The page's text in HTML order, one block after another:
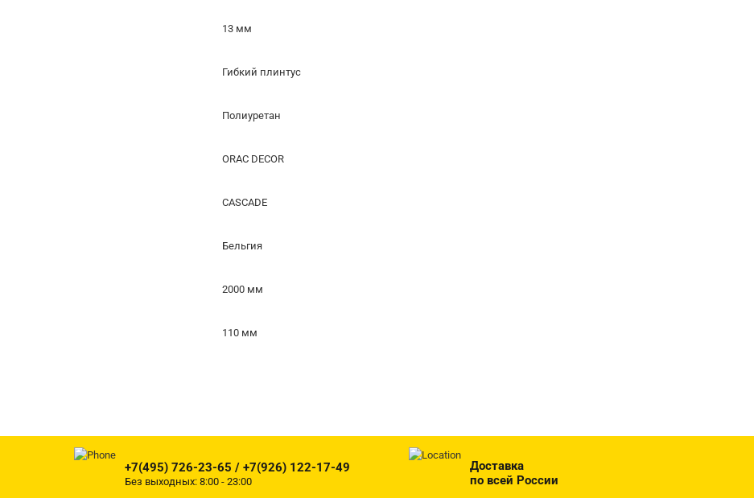
13 мм
Гибкий плинтус
Полиуретан
ORAC DECOR
CASCADE
Бельгия
2000 мм
110 мм
+7(495) 726-23-65 / +7(926) 122-17-49
Без выходных: 8:00 - 23:00
Доставка
по всей России